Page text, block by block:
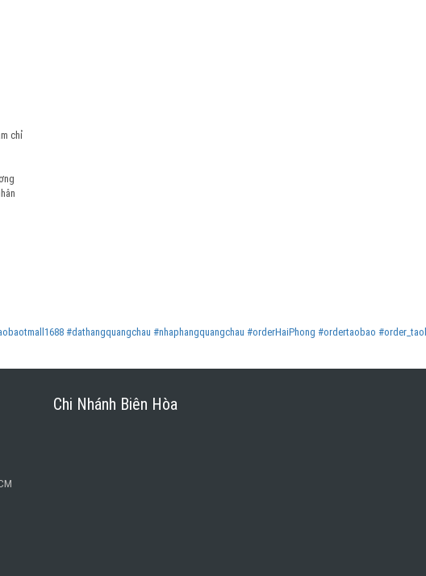
chỉ
#dathangquangchau #nhaphangquangchau #orderHaiPhong #ordertaobao
Chi Nhánh Biên Hòa